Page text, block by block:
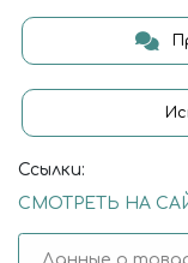
Ссылки:
СМОТРЕТЬ НА